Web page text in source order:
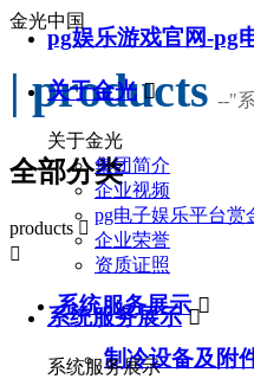
pg娱乐游戏官网-pg
关于金光 
关于金光
集团简介
企业视频
pg电子娱乐平台赏
企业荣誉
资质证照
系统服务展示 
系统服务展示
金光中国
| products --"
全部分类
products 

系统服务展示 
制冷设备及附